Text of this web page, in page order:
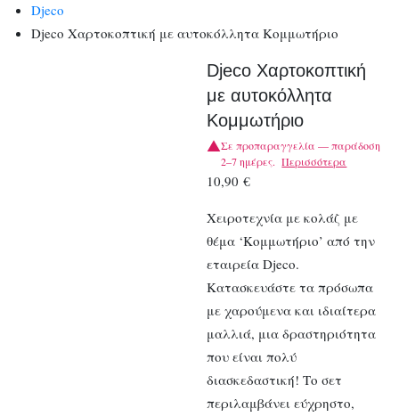
Djeco
Djeco Χαρτοκοπτική με αυτοκόλλητα Κομμωτήριο
Djeco Χαρτοκοπτική
με αυτοκόλλητα
Κομμωτήριο
Σε προπαραγγελία — παράδοση
2–7 ημέρες. Περισσότερα
10,90€
Χειροτεχνία με κολάζ με
θέμα ‘Κομμωτήριο’ από την
εταιρεία Djeco.
Κατασκευάστε τα πρόσωπα
με χαρούμενα και ιδιαίτερα
μαλλιά, μια δραστηριότητα
που είναι πολύ
διασκεδαστική! Το σετ
περιλαμβάνει εύχρηστο,